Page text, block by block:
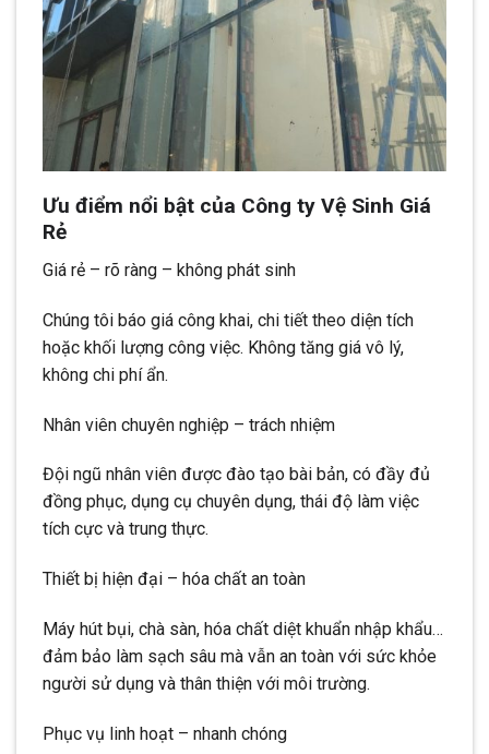
Ưu điểm nổi bật của Công ty Vệ Sinh Giá
Rẻ
Giá rẻ – rõ ràng – không phát sinh
Chúng tôi báo giá công khai, chi tiết theo diện tích
hoặc khối lượng công việc. Không tăng giá vô lý,
không chi phí ẩn.
Nhân viên chuyên nghiệp – trách nhiệm
Đội ngũ nhân viên được đào tạo bài bản, có đầy đủ
đồng phục, dụng cụ chuyên dụng, thái độ làm việc
tích cực và trung thực.
Thiết bị hiện đại – hóa chất an toàn
Máy hút bụi, chà sàn, hóa chất diệt khuẩn nhập khẩu…
đảm bảo làm sạch sâu mà vẫn an toàn với sức khỏe
người sử dụng và thân thiện với môi trường.
Phục vụ linh hoạt – nhanh chóng